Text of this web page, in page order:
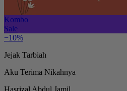
Kombo
Sale
−10%
Jejak Tarbiah
Aku Terima Nikahnya
Hasrizal Abdul Jamil